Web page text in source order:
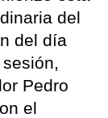
del
del día
Pedro
el